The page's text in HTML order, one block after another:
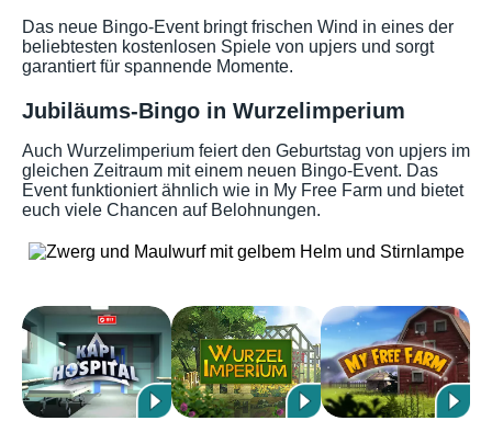
Das neue Bingo-Event bringt frischen Wind in eines der
beliebtesten kostenlosen Spiele von upjers und sorgt
garantiert für spannende Momente.
Jubiläums-Bingo in Wurzelimperium
Auch Wurzelimperium feiert den Geburtstag von upjers im
gleichen Zeitraum mit einem neuen Bingo-Event. Das
Event funktioniert ähnlich wie in My Free Farm und bietet
euch viele Chancen auf Belohnungen.